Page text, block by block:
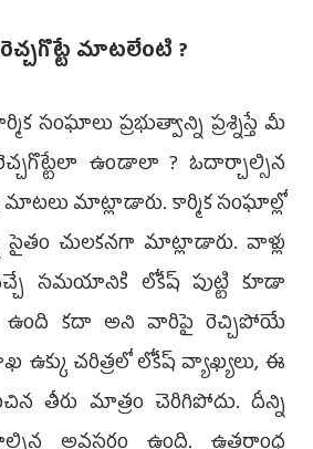
మాటలేంటి ?
సంఘాలు ప్రభుత్వాన్ని ప్రశ్నిస్తే మీ
ఉండాలా ? ఓదార్చాల్సిన
మాట్లాడారు. కార్మిక సంఘాల్లో
చులకనగా మాట్లాడారు. వాళ్లు
సమయానికి లోకేష్ పుట్టి కూడా
ఉంది కదా అని వారిపై రెచ్చిపోయే
చరిత్రలో లోకేష్ వ్యాఖ్యలు, ఈ
తీరు మాత్రం చెరిగిపోదు. దీన్ని